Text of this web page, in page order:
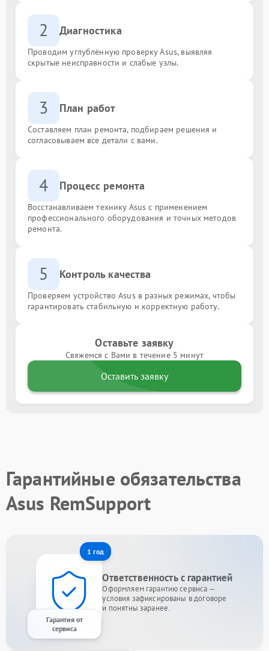
2 Диагностика
Проводим углублённую проверку Asus, выявляя
скрытые неисправности и слабые узлы.
3 План работ
Составляем план ремонта, подбираем решения и
согласовываем все детали с вами.
4 Процесс ремонта
Восстанавливаем технику Asus с применением
профессионального оборудования и точных методов
ремонта.
5 Контроль качества
Проверяем устройство Asus в разных режимах, чтобы
гарантировать стабильную и корректную работу.
Оставьте заявку
Свяжемся с Вами в течение 5 минут
Оставить заявку
Гарантийные обязательства
Asus RemSupport
1 год
Гарантия от
сервиса
Ответственность с гарантией
Оформляем гарантию сервиса —
условия зафиксированы в договоре
и понятны заранее.